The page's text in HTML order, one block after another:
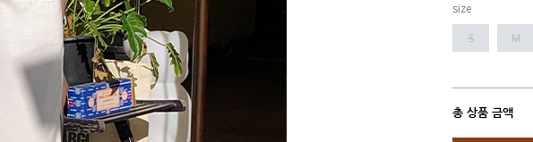
size
S
M
총 상품 금액